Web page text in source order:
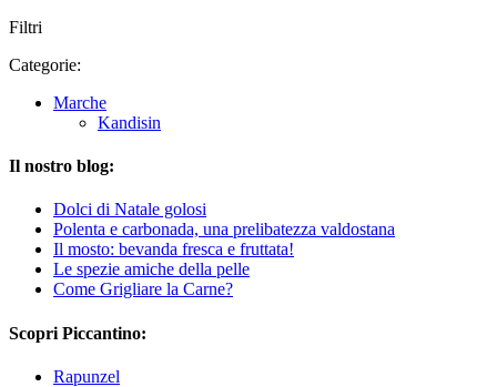
Filtri
Categorie:
Marche
Kandisin
Il nostro blog:
Dolci di Natale golosi
Polenta e carbonada, una prelibatezza valdostana
Il mosto: bevanda fresca e fruttata!
Le spezie amiche della pelle
Come Grigliare la Carne?
Scopri Piccantino:
Rapunzel